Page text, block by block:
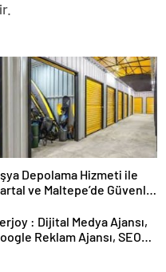
Depolama Hizmeti ile
ve Maltepe’de Güvenli
Medya Ajansı,
Reklam Ajansı, SEO